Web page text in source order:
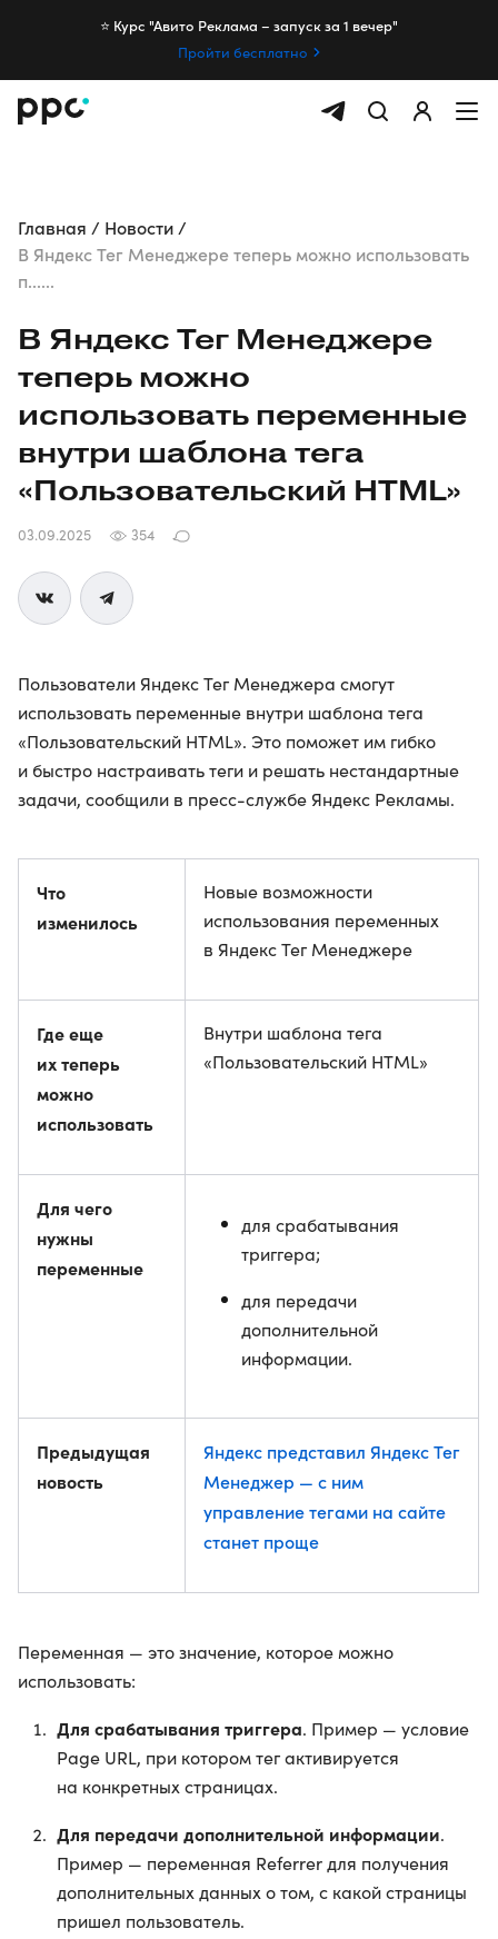
⭐️ Курс "Авито Реклама – запуск за 1 вечер"
Пройти бесплатно
Главная
Новости
В Яндекс Тег Менеджере теперь можно использовать
п......
В Яндекс Тег Менеджере
теперь можно
использовать переменные
внутри шаблона тега
«Пользовательский HTML»
03.09.2025 354
Пользователи Яндекс Тег Менеджера смогут
использовать переменные внутри шаблона тега
«Пользовательский HTML». Это поможет им гибко
и быстро настраивать теги и решать нестандартные
задачи, сообщили в пресс-службе Яндекс Рекламы.
Что
изменилось
Новые возможности
использования переменных
в Яндекс Тег Менеджере
Где еще
их теперь
можно
использовать
Внутри шаблона тега
«Пользовательский HTML»
Для чего
нужны
переменные
для срабатывания
триггера;
для передачи
дополнительной
информации.
Предыдущая
новость
Яндекс представил Яндекс Тег
Менеджер — с ним
управление тегами на сайте
станет проще
Переменная — это значение, которое можно
использовать:
Для срабатывания триггера. Пример — условие
Page URL, при котором тег активируется
на конкретных страницах.
Для передачи дополнительной информации.
Пример — переменная Referrer для получения
дополнительных данных о том, с какой страницы
пришел пользователь.